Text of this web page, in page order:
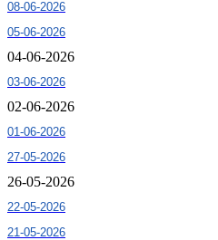
08-06-2026
05-06-2026
04-06-2026
03-06-2026
02-06-2026
01-06-2026
27-05-2026
26-05-2026
22-05-2026
21-05-2026